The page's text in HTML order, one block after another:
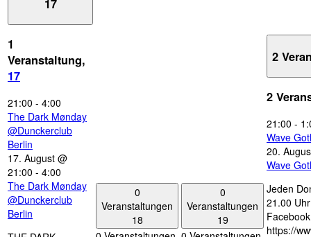
17
1
Veranstaltung,
17
21:00 - 4:00
The Dark Mønday
@Dunckerclub
Berlin
17. August @
21:00 - 4:00
The Dark Mønday
@Dunckerclub
Berlin
0
Veranstaltungen
18
0
Veranstaltungen
19
2
2
21:00 -
Wave
20.
Wave
Jeden
21.00
https://